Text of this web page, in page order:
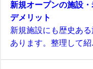
新規オープンの施設
デメリット
新規施設にも歴史あ
あります。整理して紹